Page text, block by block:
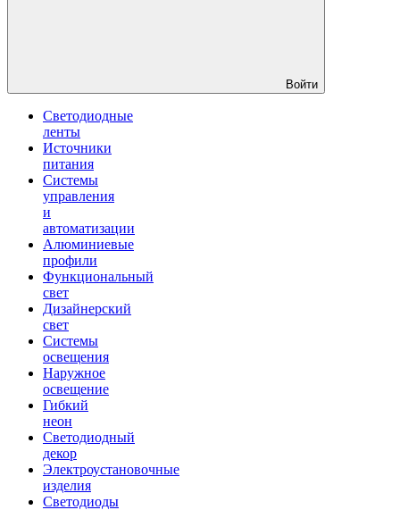
Войти
Светодиодные
ленты
Источники
питания
Системы
управления
и
автоматизации
Алюминиевые
профили
Функциональный
свет
Дизайнерский
свет
Системы
освещения
Наружное
освещение
Гибкий
неон
Светодиодный
декор
Электроустановочные
изделия
Светодиоды